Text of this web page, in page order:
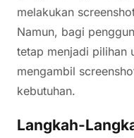
melakukan
Namun, bagi
tetap menjadi pilihan
mengambil
kebutuhan.
Langkah-